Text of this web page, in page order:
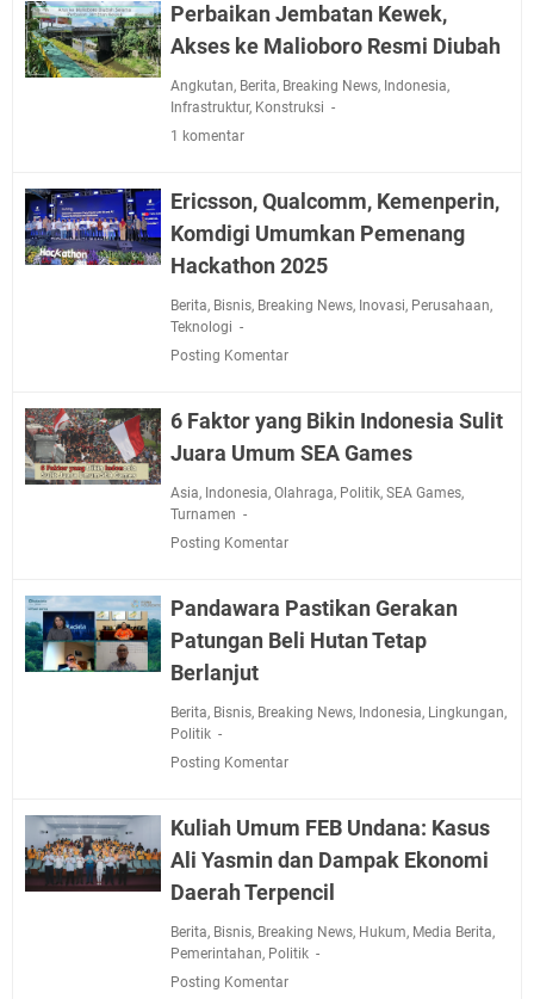
Perbaikan Jembatan Kewek,
Akses ke Malioboro Resmi Diubah
Angkutan, Berita, Breaking News, Indonesia,
Infrastruktur, Konstruksi
1 komentar
Ericsson, Qualcomm, Kemenperin,
Komdigi Umumkan Pemenang
Hackathon 2025
Berita, Bisnis, Breaking News, Inovasi, Perusahaan,
Teknologi
Posting Komentar
6 Faktor yang Bikin Indonesia Sulit
Juara Umum SEA Games
Asia, Indonesia, Olahraga, Politik, SEA Games,
Turnamen
Posting Komentar
Pandawara Pastikan Gerakan
Patungan Beli Hutan Tetap
Berlanjut
Berita, Bisnis, Breaking News, Indonesia, Lingkungan,
Politik
Posting Komentar
Kuliah Umum FEB Undana: Kasus
Ali Yasmin dan Dampak Ekonomi
Daerah Terpencil
Berita, Bisnis, Breaking News, Hukum, Media Berita,
Pemerintahan, Politik
Posting Komentar